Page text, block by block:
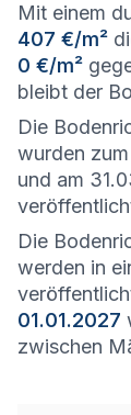
Mit einem
407 €/m²
0 €/m²
bleibt der
Die
wurden zum
und am
Die
werden in
01.01.2027
zwischen